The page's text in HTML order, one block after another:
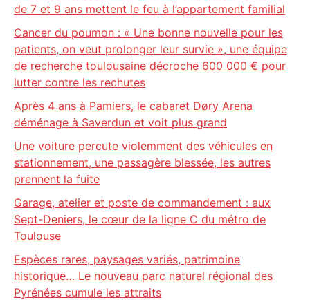
de 7 et 9 ans mettent le feu à l’appartement familial
Cancer du poumon : « Une bonne nouvelle pour les
patients, on veut prolonger leur survie », une équipe
de recherche toulousaine décroche 600 000 € pour
lutter contre les rechutes
Après 4 ans à Pamiers, le cabaret Døry Arena
déménage à Saverdun et voit plus grand
Une voiture percute violemment des véhicules en
stationnement, une passagère blessée, les autres
prennent la fuite
Garage, atelier et poste de commandement : aux
Sept-Deniers, le cœur de la ligne C du métro de
Toulouse
Espèces rares, paysages variés, patrimoine
historique… Le nouveau parc naturel régional des
Pyrénées cumule les attraits